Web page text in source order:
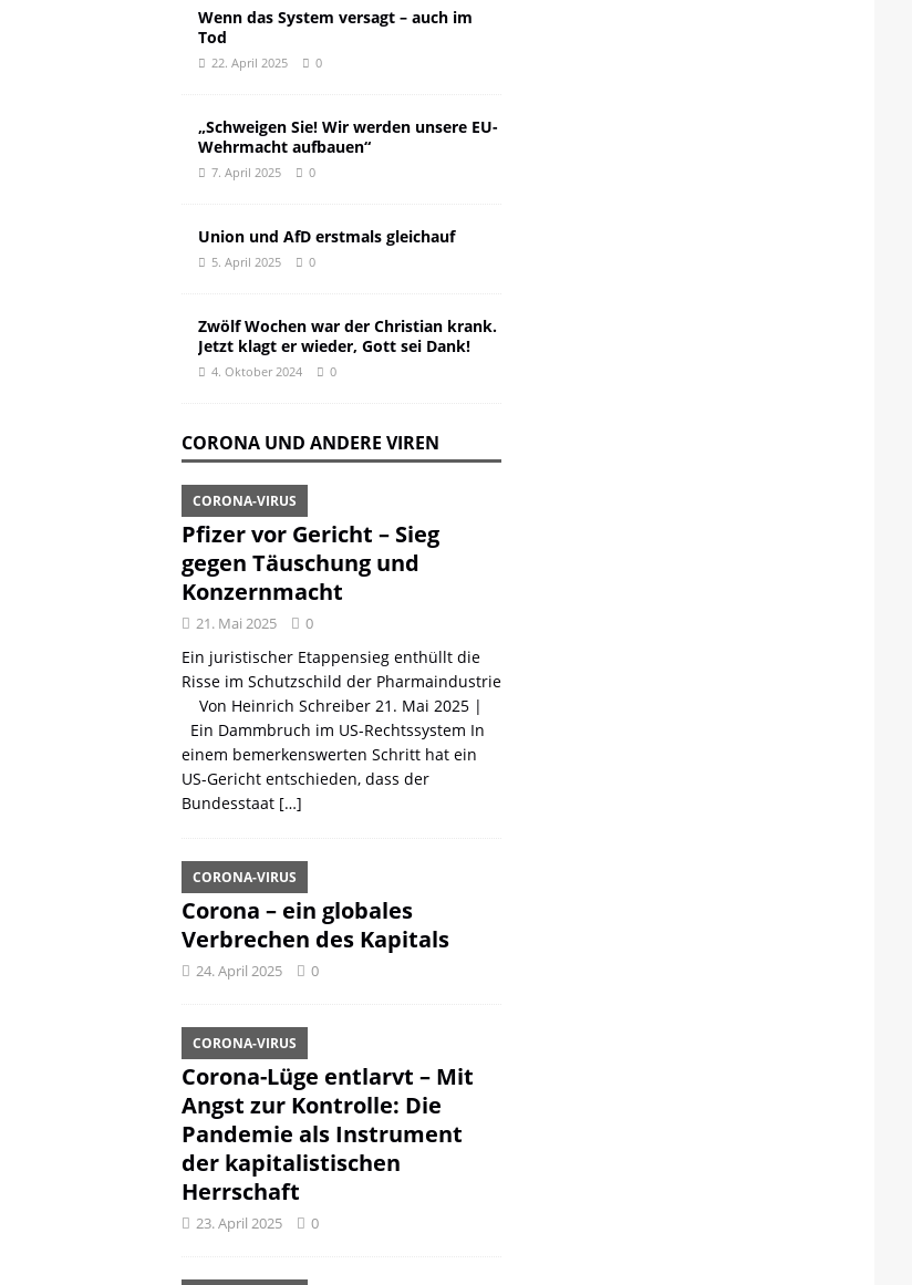
Wenn das System versagt – auch im
Tod
22. April 2025 0
„Schweigen Sie! Wir werden unsere EU-
Wehrmacht aufbauen“
7. April 2025 0
Union und AfD erstmals gleichauf
5. April 2025 0
Zwölf Wochen war der Christian krank.
Jetzt klagt er wieder, Gott sei Dank!
4. Oktober 2024 0
CORONA UND ANDERE VIREN
Pfizer vor Gericht – Sieg
gegen Täuschung und
Konzernmacht
CORONA-VIRUS
21. Mai 2025 0
Ein juristischer Etappensieg enthüllt die
Risse im Schutzschild der Pharmaindustrie
Von Heinrich Schreiber 21. Mai 2025 |
Ein Dammbruch im US-Rechtssystem In
einem bemerkenswerten Schritt hat ein
US-Gericht entschieden, dass der
Bundesstaat […]
Corona – ein globales
Verbrechen des Kapitals
CORONA-VIRUS
24. April 2025 0
Corona-Lüge entlarvt – Mit
Angst zur Kontrolle: Die
Pandemie als Instrument
der kapitalistischen
Herrschaft
CORONA-VIRUS
23. April 2025 0